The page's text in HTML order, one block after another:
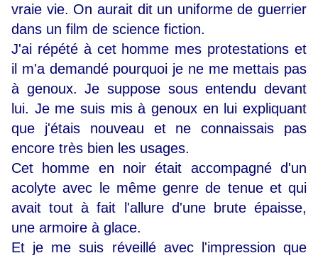
vraie vie. On aurait dit un uniforme de guerrier
dans un film de science fiction.
J'ai répété à cet homme mes protestations et
il m'a demandé pourquoi je ne me mettais pas
à genoux. Je suppose sous entendu devant
lui. Je me suis mis à genoux en lui expliquant
que j'étais nouveau et ne connaissais pas
encore très bien les usages.
Cet homme en noir était accompagné d'un
acolyte avec le même genre de tenue et qui
avait tout à fait l'allure d'une brute épaisse,
une armoire à glace.
Et je me suis réveillé avec l'impression que